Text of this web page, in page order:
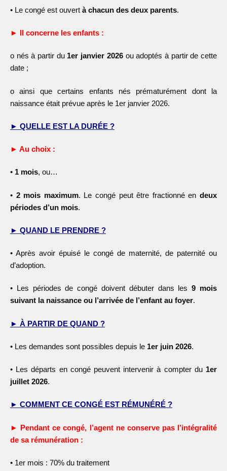
• Le congé est ouvert à chacun des deux parents.
► Il concerne les enfants :
o nés à partir du 1er janvier 2026ou adoptés à partir de cette
date ;
o ainsi que certains enfants nés prématurément dont la
naissance était prévue après le 1er janvier 2026.
► QUELLE EST LA DURÉE ?
► Au choix :
• 1 mois, ou…
• 2 mois maximum. Le congé peut être fractionné endeux
périodes d’un mois.
► QUAND LE PRENDRE ?
• Après avoir épuisé le congé de maternité, de paternité ou
d’adoption.
• Les périodes de congé doivent débuter dans les9 mois
suivant la naissance ou l’arrivée de l’enfant au foyer.
► À PARTIR DE QUAND ?
• Les demandes sont possibles depuis le 1er juin 2026.
• Les départs en congé peuvent intervenir à compter du 1er
juillet 2026.
► COMMENT CE CONGÉ EST RÉMUNÉRÉ ?
► Pendant ce congé, l’agent ne conserve pas l’intégralité
de sa rémunération :
• 1er mois : 70% du traitement